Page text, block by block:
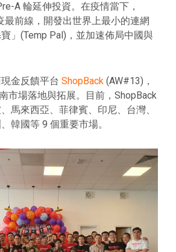
A 輪延伸投資。在疫情當下，
最前線，開發出世界上最小的連網
」(Temp Pal)，並加速佈局中國與
金反饋平台 ShopBack (AW#13)，
市場落地與拓展。目前，ShopBack
馬來西亞、菲律賓、印尼、台灣、
韓國等 9 個重要市場。